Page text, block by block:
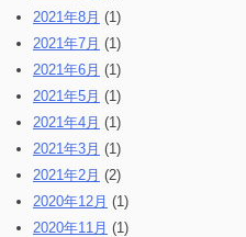
2021年8月 (1)
2021年7月 (1)
2021年6月 (1)
2021年5月 (1)
2021年4月 (1)
2021年3月 (1)
2021年2月 (2)
2020年12月 (1)
2020年11月 (1)